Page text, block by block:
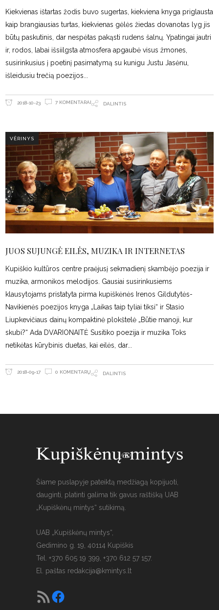
Kiekvienas ištartas žodis buvo sugertas, kiekviena knyga priglausta
kaip brangiausias turtas, kiekvienas gėlės žiedas dovanotas lyg jis
būtų paskutinis, dar nespėtas pakąsti rudens šalnų. Ypatingai jautri
ir, rodos, labai išsiilgsta atmosfera apgaubė visus žmones,
susirinkusius į poetinį pasimatymą su kunigu Justu Jasėnu,
išleidusiu trečią poezijos
2018-10-23 7 KOMENTARAI DALINTIS
VĖRINYS
JUOS SUJUNGĖ EILĖS, MUZIKA IR INTERNETAS
Kupiškio kultūros centre praėjusį sekmadienį skambėjo poezija ir
muzika, armonikos melodijos. Gausiai susirinkusiems
klausytojams pristatyta pirma kupiškėnės Irenos Gildutytės-
Navikienės poezijos knyga „Laikas taip tyliai tiksi“ ir Stasio
Liupkevičiaus dainų kompaktinė plokštelė „Būtie manoji, kur
skubi?“ Ada DVARIONAITĖ Susitiko poezija ir muzika Toks
netikėtas kūrybinis duetas, kai eilės, dar
2018-09-17 0 KOMENTARŲ DALINTIS
Šiame puslapyje pateiktą medžiagą kopijuoti,
dauginti, platinti galima tik gavus raštišką UAB
„Kupiškėnų mintys“ sutikimą.
UAB „Kupiškėnų mintys“,
Gedimino g. 19, 40114 Kupiškis
Tel. +370 605 19 399, +370 612 57 157.
El. paštas redakcija@kmintys.lt